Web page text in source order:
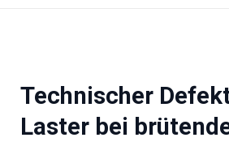
Technischer
Laster bei